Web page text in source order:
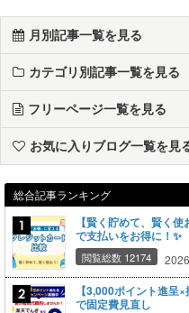
月別記事一覧を見る
カテゴリ別記事一覧を見る
フリーページ一覧を見る
お気に入りブログ一覧を見
総合記事ランキング
【賢く貯めて、賢く
で支払いをお得に！✨
閲覧総数 12174
【3,000ポイント進呈
で固定費見直し